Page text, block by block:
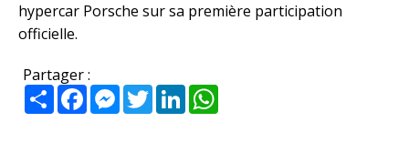
hypercar Porsche sur sa première participation
officielle.
Partager :
PartagerFacebookMessenger
TwitterLinkedIn